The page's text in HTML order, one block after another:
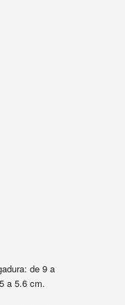
de 9 a
a 5.6 cm.